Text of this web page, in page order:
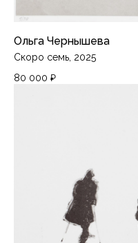
Ольга Чернышева
Скоро семь, 2025
80 000 ₽